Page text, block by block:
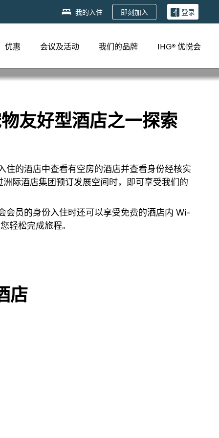
我的入住 即刻加入 登录
优惠 会议及活动 我们的品牌 IHG® 优悦会
友好型酒店之一探索
的酒店中查看有空房的酒店并查看身份经核实
际酒店集团预订发展空间时，即可享受我们的
会员的身份入住时还可以享受免费的酒店内 Wi-
轻松完成旅程。
店